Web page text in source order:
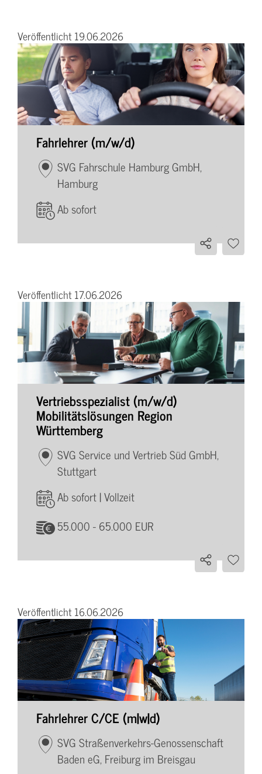
Veröffentlicht 19.06.2026
Fahrlehrer (m/w/d)
SVG Fahrschule Hamburg GmbH,
Hamburg
Ab sofort
Veröffentlicht 17.06.2026
Vertriebsspezialist (m/w/d)
Mobilitätslösungen Region
Württemberg
SVG Service und Vertrieb Süd GmbH,
Stuttgart
Ab sofort | Vollzeit
55.000 - 65.000 EUR
Veröffentlicht 16.06.2026
Fahrlehrer C/CE (m|w|d)
SVG Straßenverkehrs-Genossenschaft
Baden eG, Freiburg im Breisgau